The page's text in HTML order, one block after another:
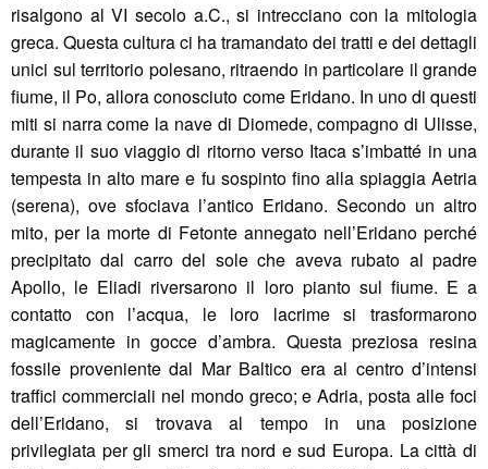
risalgono al VI secolo a.C., si intrecciano con la mitologia
greca. Questa cultura ci ha tramandato dei tratti e dei dettagli
unici sul territorio polesano, ritraendo in particolare il grande
fiume, il Po, allora conosciuto come Eridano. In uno di questi
miti si narra come la nave di Diomede, compagno di Ulisse,
durante il suo viaggio di ritorno verso Itaca s’imbatté in una
tempesta in alto mare e fu sospinto fino alla spiaggia Aetria
(serena), ove sfociava l’antico Eridano. Secondo un altro
mito, per la morte di Fetonte annegato nell’Eridano perché
precipitato dal carro del sole che aveva rubato al padre
Apollo, le Eliadi riversarono il loro pianto sul fiume. E a
contatto con l’acqua, le loro lacrime si trasformarono
magicamente in gocce d’ambra. Questa preziosa resina
fossile proveniente dal Mar Baltico era al centro d’intensi
traffici commerciali nel mondo greco; e Adria, posta alle foci
dell’Eridano, si trovava al tempo in una posizione
privilegiata per gli smerci tra nord e sud Europa. La città di